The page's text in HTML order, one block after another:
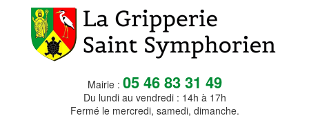
Mairie : 05 46 83 31 49
Du lundi au vendredi : 14h à 17h
Fermé le mercredi, samedi, dimanche.